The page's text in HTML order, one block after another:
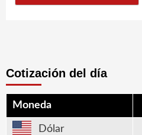
Cotización del día
Moneda
Dólar